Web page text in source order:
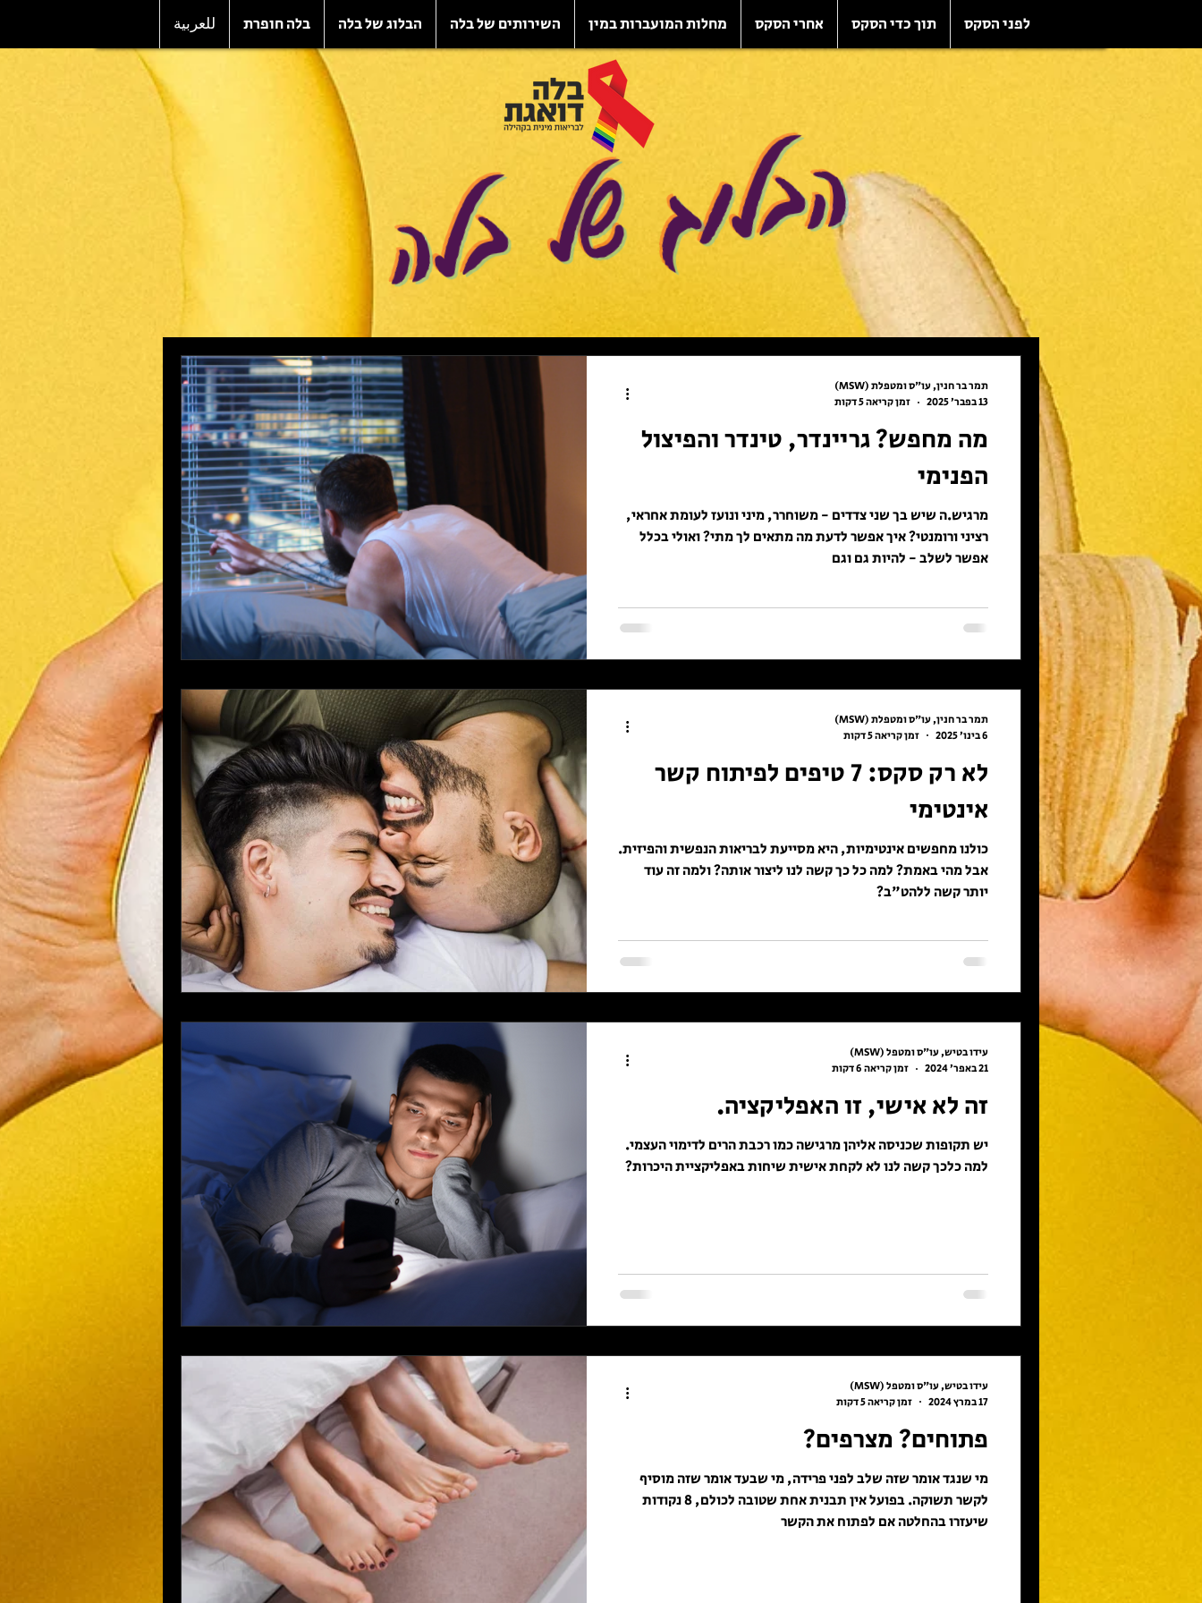
לפני הסקס תוך כדי הסקס אחרי הסקס מחלות המועברות במין השירותים של בלה הבלוג של בלה בלה חופרת للعربية
מה מחפש? גריינדר, טינדר והפיצול
הפנימי
מרגיש.ה שיש בך שני צדדים - משוחרר, מיני ונועז לעומת אחראי,
רציני ורומנטי? איך אפשר לדעת מה מתאים לך מתי? ואולי בכלל
אפשר לשלב - להיות גם וגם
תמר בר חנין, עו"ס ומטפלת (MSW)
13 בפבר׳ 2025
זמן קריאה 5 דקות
לא רק סקס: 7 טיפים לפיתוח קשר
אינטימי
כולנו מחפשים אינטימיות, היא מסייעת לבריאות הנפשית והפיזית.
אבל מהי באמת? למה כל כך קשה לנו ליצור אותה? ולמה זה עוד
יותר קשה ללהט"ב?
תמר בר חנין, עו"ס ומטפלת (MSW)
6 בינו׳ 2025
זמן קריאה 5 דקות
זה לא אישי, זו האפליקציה.
יש תקופות שכניסה אליהן מרגישה כמו רכבת הרים לדימוי העצמי.
למה כלכך קשה לנו לא לקחת אישית שיחות באפליקציית היכרות?
עידו בטיש, עו"ס ומטפל (MSW)
21 באפר׳ 2024
זמן קריאה 6 דקות
פתוחים? מצרפים?
מי שנגד אומר שזה שלב לפני פרידה, מי שבעד אומר שזה מוסיף
לקשר תשוקה. בפועל אין תבנית אחת שטובה לכולם, 8 נקודות
שיעזרו בהחלטה אם לפתוח את הקשר
עידו בטיש, עו"ס ומטפל (MSW)
17 במרץ 2024
זמן קריאה 5 דקות
הבלוג של בלה